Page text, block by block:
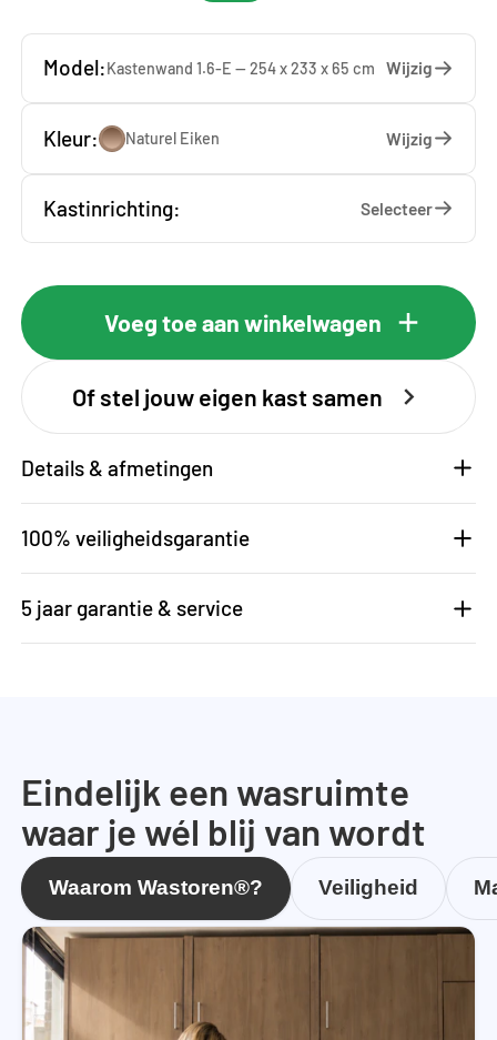
Model:Kastenwand 1.6-E — 254 x 233 x 65 cm Wijzig
Kleur: Naturel Eiken Wijzig
Kastinrichting: Selecteer
Voeg toe aan winkelwagen
Of stel jouw eigen kast samen
Details & afmetingen
100% veiligheidsgarantie
5 jaar garantie & service
Eindelijk een wasruimte
waar je wél blij van wordt
Waarom Wastoren®? Veiligheid